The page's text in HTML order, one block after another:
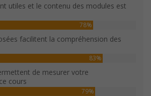
utiles et le contenu des modules est
78%
facilitent la compréhension des
83%
de mesurer votre
cours
79%